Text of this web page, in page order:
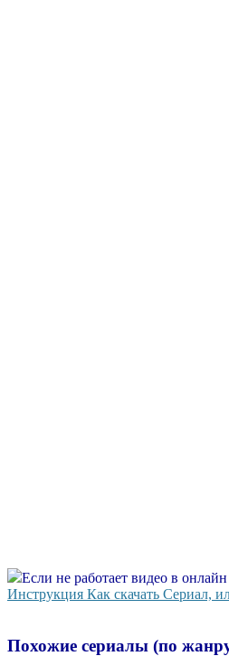
Если не работает видео в
Инструкция Как скачать Сериал,
Похожие сериалы (по